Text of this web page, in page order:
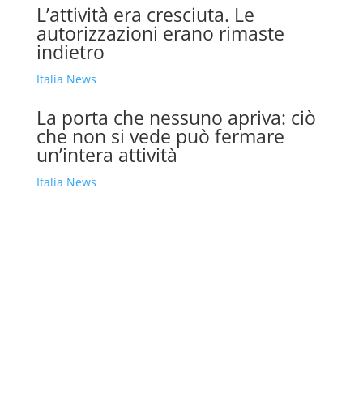
L’attività era cresciuta. Le
autorizzazioni erano rimaste
indietro
Italia News
La porta che nessuno apriva: ciò
che non si vede può fermare
un’intera attività
Italia News